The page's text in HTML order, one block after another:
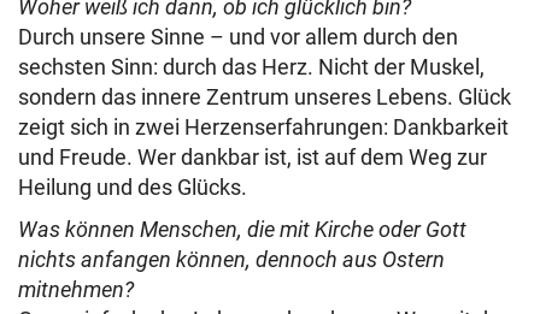
Woher weiß ich dann, ob ich glücklich bin?
Durch unsere Sinne – und vor allem durch den
sechsten Sinn: durch das Herz. Nicht der Muskel,
sondern das innere Zentrum unseres Lebens. Glück
zeigt sich in zwei Herzenserfahrungen: Dankbarkeit
und Freude. Wer dankbar ist, ist auf dem Weg zur
Heilung und des Glücks.
Was können Menschen, die mit Kirche oder Gott
nichts anfangen können, dennoch aus Ostern
mitnehmen?